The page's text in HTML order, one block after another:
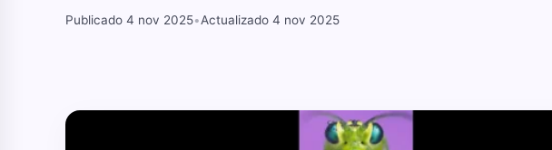
Publicado 4 nov 2025•Actualizado 4 nov 2025